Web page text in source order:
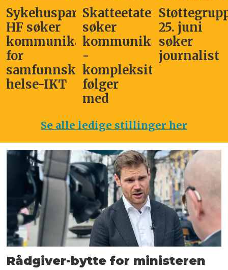
Sykehuspartner
HF søker
kommunikasjonssjef
for
samfunnskritisk
helse-IKT
Skatteetaten
søker
kommunikasjonsleder
-
kompleksitet
følger
med
25. juni
søker
journalist
Se alle ledige stillinger her
Rådgiver-bytte for ministeren